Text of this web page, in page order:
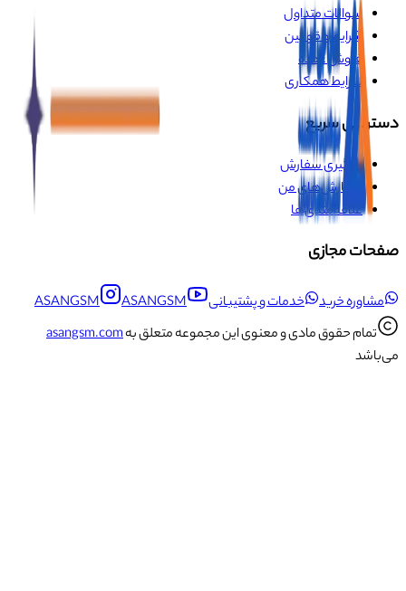
سوالات متداول
شرایط و قوانین
فروش عمده
شرایط همکاری
دسترسی سریع
پیگیری سفارش
سفارش‌های من
علاقه‌مندی‌ها
صفحات مجازی
مشاوره خرید خدمات و پشتیبانی ASANGSM
ASANGSM
تمام حقوق مادی و معنوی این مجموعه متعلق بهasangsm.com
می‌باشد